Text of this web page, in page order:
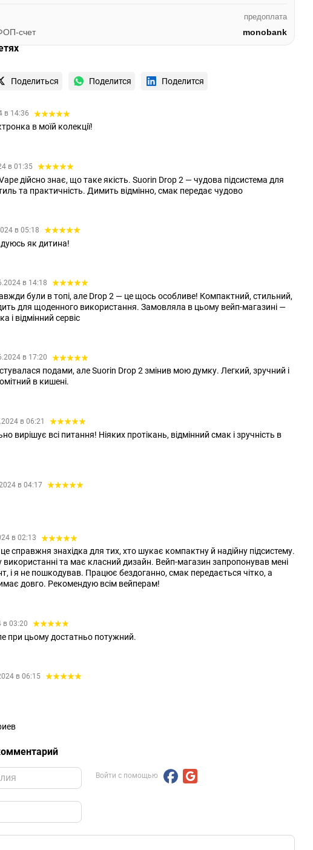
предоплата
счет monobank
Поделиться Поделится Поделится
в 14:36
в моїй колекції!
в 01:35
дійсно знає, що таке якість. Suorin Drop 2 — чудова підсистема для
та практичність. Димить відмінно, смак передає чудово
в 05:18
як дитина!
в 14:18
були в топі, але Drop 2 — це щось особливе! Компактний, стильний,
для щоденного використання. Замовляла в цьому вейп-магазині —
і відмінний сервіс
в 17:20
подами, але Suorin Drop 2 змінив мою думку. Легкий, зручний і
в кишені.
в 06:21
вирішує всі питання! Ніяких протікань, відмінний смак і зручність в
в 04:17
в 02:13
справжня знахідка для тих, хто шукає компактну й надійну підсистему.
та має класний дизайн. Вейп-магазин запропонував мені
і я не пошкодував. Працює бездоганно, смак передається чітко, а
довго. Рекомендую всім вейперам!
в 03:20
при цьому достатньо потужний.
в 06:15
Войти с помощью